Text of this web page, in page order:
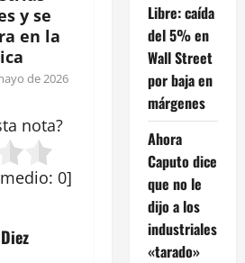
y se
en la
de 2026
nota?
: 0]
Libre: caída
del 5% en
Wall Street
por baja en
márgenes
Ahora
Caputo dice
que no le
dijo a los
industriales
«tarado»